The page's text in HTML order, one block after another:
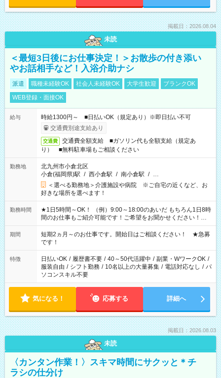
掲載日：2026.08.04
未読
＜最短3日後にお仕事決定！＞お散歩の付き添い
やお話相手など！入浴介助ナシ
派遣 職種未経験OK 社会人未経験OK 大学生歓迎
ブランクOK
WEB登録・面接OK
給与
時給1300円～ ■日払いOK（規定あり）※即日払い不可
交通費別途支給あり
交通費
交通費全額支給 ■ガソリン代も全額支給（規定あ
り） ■無料駐車場もご相談ください
勤務地
北九州市小倉北区
小倉(福岡県)駅 / 西小倉駅 / 南小倉駅 / …
＜選べる勤務地＞介護施設や病院 ※ご自宅の近くなど、お
好きな場所を選べます！
勤務時間
★1日5時間～OK！ （例）9:00～18:00のあいだ もちろん1日8時
間のお仕事もご紹介可能です！ご希望をお聞かせください！★
家庭の都合でお休みが必要な場合も遠慮なくご相談ください。
※週最低15時間以上の勤務が必要です
期間
短期2ヵ月～のお仕事です。開始日はご相談ください！ ★急募
です！
特徴 日払いOK / 履歴書不要 / 40～50代活躍中 / 副業・WワークOK /
服装自由 / シフト勤務 / 10名以上の大量募集 / 電話対応なし / パ
ソコンスキル不要
気になる！ 応募する 詳細へ
掲載日：2026.08.03
未読
〈カンタン作業！〉スキマ時間にサクッと＊チ
ラシの仕分け